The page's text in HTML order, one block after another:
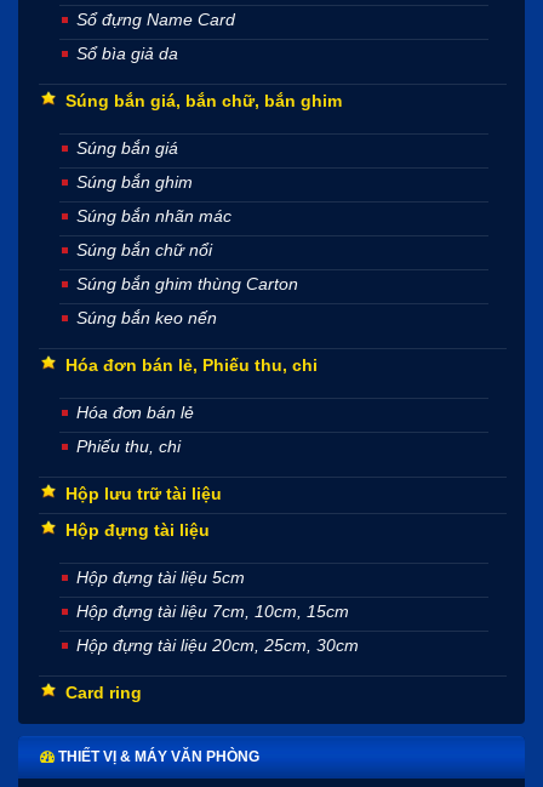
Sổ đựng Name Card
Sổ bìa giả da
Súng bắn giá, bắn chữ, bắn ghim
Súng bắn giá
Súng bắn ghim
Súng bắn nhãn mác
Súng bắn chữ nổi
Súng bắn ghim thùng Carton
Súng bắn keo nến
Hóa đơn bán lẻ, Phiếu thu, chi
Hóa đơn bán lẻ
Phiếu thu, chi
Hộp lưu trữ tài liệu
Hộp đựng tài liệu
Hộp đựng tài liệu 5cm
Hộp đựng tài liệu 7cm, 10cm, 15cm
Hộp đựng tài liệu 20cm, 25cm, 30cm
Card ring
THIẾT VỊ & MÁY VĂN PHÒNG